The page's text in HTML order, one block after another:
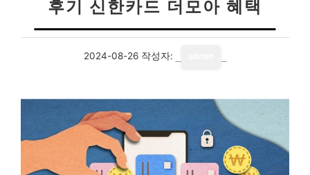
후기 신한카드 더모아 혜택
2024-08-26 작성자: